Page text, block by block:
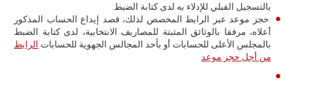
بالتسجيل القبلي للإدلاء به لدى كتابة الضبط.
.حجز موعد عبر الرابط المخصص لذلك، قصد إيداع الحساب المذكور
أعلاه، مرفقا بالوثائق المثبتة للمصاريف الانتخابية، لدى كتابة الضبط
بالمجلس الأعلى للحسابات أو بأحد المجالس الجهوية للحسابات الرابط
من أجل حجز موعد